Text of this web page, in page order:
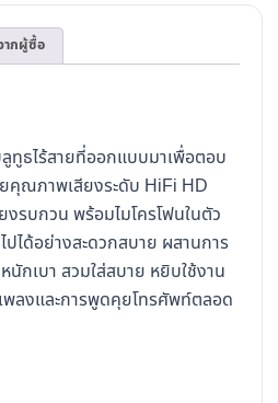
ากผู้ซื้อ
ทูธไร้สายที่ออกแบบมาเพื่อตอบ
คุณภาพเสียงระดับ HiFi HD
งรบกวน พร้อมไมโครโฟนในตัว
ปได้อย่างสะดวกสบาย ผสานการ
กเบา สวมใส่สบาย หยิบใช้งาน
ลงและการพูดคุยโทรศัพท์ตลอด